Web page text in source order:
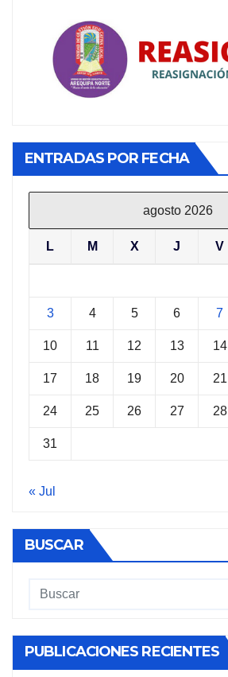
ENTRADAS POR FECHA
agosto 2026
L M X J V
3 4 5 6 7
10 11 12 13 14
17 18 19 20 21
24 25 26 27 28
31
« Jul
BUSCAR
PUBLICACIONES RECIENTES